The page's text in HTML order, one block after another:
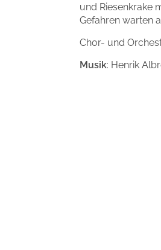
und Riesenkrake
Gefahren warten
Chor- und
Musik: Henrik